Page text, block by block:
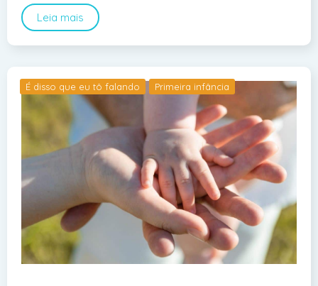
Leia mais
É disso que eu tô falando Primeira infância